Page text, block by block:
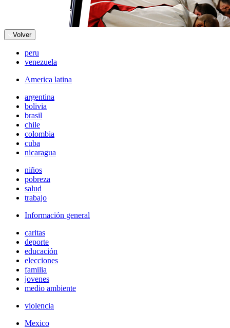
Volver
peru
venezuela
America latina
argentina
bolivia
brasil
chile
colombia
cuba
nicaragua
niños
pobreza
salud
trabajo
Información general
caritas
deporte
educación
elecciones
familia
jovenes
medio ambiente
violencia
Mexico